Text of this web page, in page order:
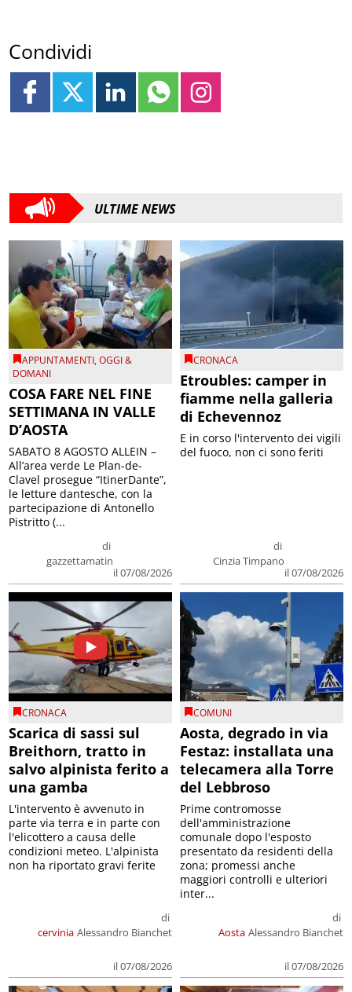
Condividi
ULTIME NEWS
APPUNTAMENTI,OGGI &
DOMANI
COSA FARE NEL FINE
SETTIMANA IN VALLE
D’AOSTA
di
gazzettamatin
il 07/08/2026
SABATO 8 AGOSTO ALLEIN –
All’area verde Le Plan-de-
Clavel prosegue “ItinerDante”,
le letture dantesche, con la
partecipazione di Antonello
Pistritto (...
CRONACA
Etroubles: camper in
fiamme nella galleria
di Echevennoz
di
Cinzia Timpano
il 07/08/2026
E in corso l'intervento dei vigili
del fuoco, non ci sono feriti
CRONACA
Scarica di sassi sul
Breithorn, tratto in
salvo alpinista ferito a
una gamba
cervinia
di
Alessandro Bianchet
il 07/08/2026
L'intervento è avvenuto in
parte via terra e in parte con
l'elicottero a causa delle
condizioni meteo. L'alpinista
non ha riportato gravi ferite
COMUNI
Aosta, degrado in via
Festaz: installata una
telecamera alla Torre
del Lebbroso
Aosta
di
Alessandro Bianchet
il 07/08/2026
Prime contromosse
dell'amministrazione
comunale dopo l'esposto
presentato da residenti della
zona; promessi anche
maggiori controlli e ulteriori
inter...